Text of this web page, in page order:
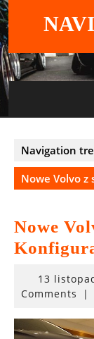
Skip
to
content
Navigation
Nowe Volvo
Nowe
13
Comments
|